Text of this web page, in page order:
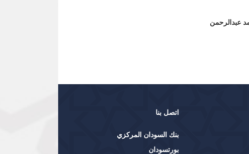
اتصل بنا
بنك السودان المركزي
بورتسودان